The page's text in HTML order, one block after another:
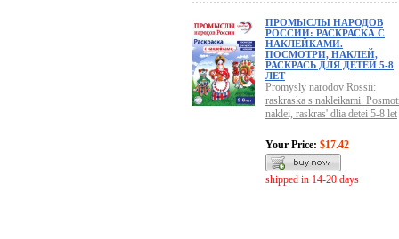
ПРОМЫСЛЫ НАРОДОВ
РОССИИ: РАСКРАСКА С
НАКЛЕЙКАМИ.
ПОСМОТРИ, НАКЛЕЙ,
РАСКРАСЬ ДЛЯ ДЕТЕЙ 5-8
ЛЕТ
Promysly narodov Rossii:
raskraska s nakleikami.
naklei, raskras' dlia detei 5-8 let
Your Price: $17.42
shipped in 14-20 days